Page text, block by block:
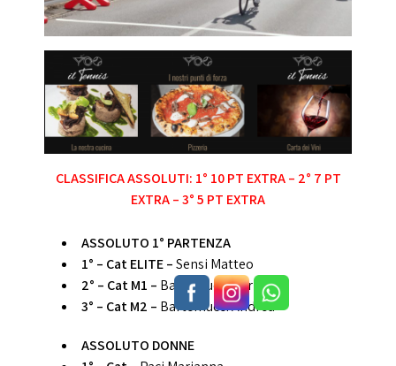
CLASSIFICA ASSOLUTI: 1° 10 PT EXTRA – 2° 7 PT
EXTRA – 3° 5 PT EXTRA
ASSOLUTO 1° PARTENZA
1° – Cat ELITE –Sensi Matteo
2° – Cat M1 – Bartemucci Christian
3° – Cat M2 – Bartemucci Andrea
ASSOLUTO DONNE